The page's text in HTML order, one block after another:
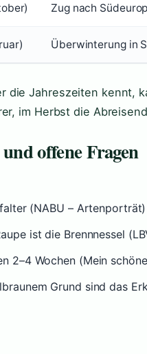
Zug nach
Überwinterung in
die Jahreszeiten kennt,
im Herbst die
offene Fragen
(NABU – Artenporträt)
ist die Brennnessel
2–4 Wochen (Mein
Grund sind das